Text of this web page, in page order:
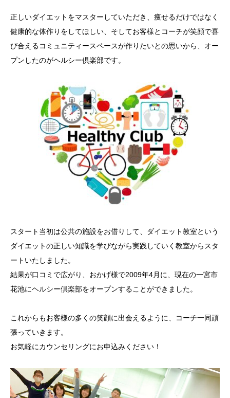
正しいダイエットをマスターしていただき、痩せるだけではなく
健康的な体作りをしてほしい、そしてお客様とコーチが笑顔で喜
び合えるコミュニティースペースが作りたいとの思いから、オー
プンしたのがヘルシー倶楽部です。
スタート当初は公共の施設をお借りして、ダイエット教室という
ダイエットの正しい知識を学びながら実践していく教室からスタ
ートいたしました。
結果が口コミで広がり、おかげ様で2009年4月に、現在の一宮市
花池にヘルシー倶楽部をオープンすることができました。
これからもお客様の多くの笑顔に出会えるように、コーチ一同頑
張っていきます。
お気軽にカウンセリングにお申込みください！